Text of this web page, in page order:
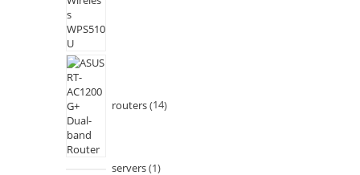
routers 14
servers 1